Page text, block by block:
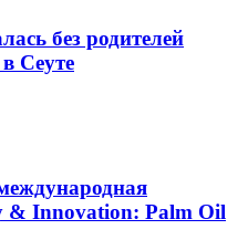
без родителей
Сеуте
& Innovation: Palm Oil